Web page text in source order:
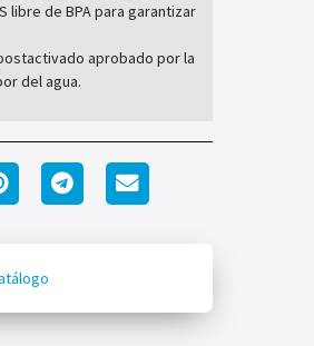
libre de BPA para garantizar
aprobado por la
del agua.